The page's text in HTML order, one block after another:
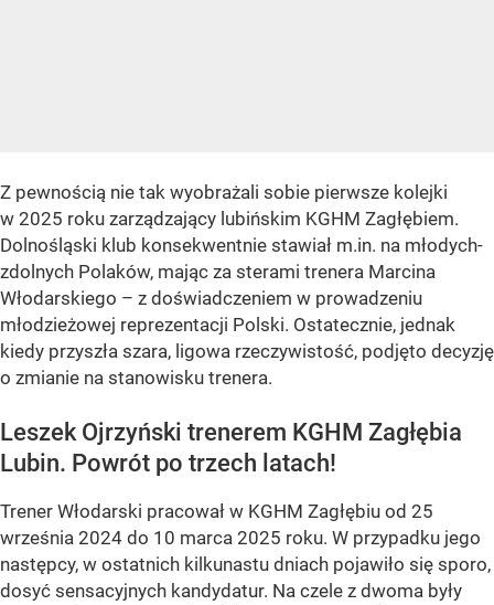
Z pewnością nie tak wyobrażali sobie pierwsze kolejki
w 2025 roku zarządzający lubińskim KGHM Zagłębiem.
Dolnośląski klub konsekwentnie stawiał m.in. na młodych-
zdolnych Polaków, mając za sterami trenera Marcina
Włodarskiego – z doświadczeniem w prowadzeniu
młodzieżowej reprezentacji Polski. Ostatecznie, jednak
kiedy przyszła szara, ligowa rzeczywistość, podjęto decyzję
o zmianie na stanowisku trenera.
Leszek Ojrzyński trenerem KGHM Zagłębia
Lubin. Powrót po trzech latach!
Trener Włodarski pracował w KGHM Zagłębiu od 25
września 2024 do 10 marca 2025 roku. W przypadku jego
następcy, w ostatnich kilkunastu dniach pojawiło się sporo,
dosyć sensacyjnych kandydatur. Na czele z dwoma były